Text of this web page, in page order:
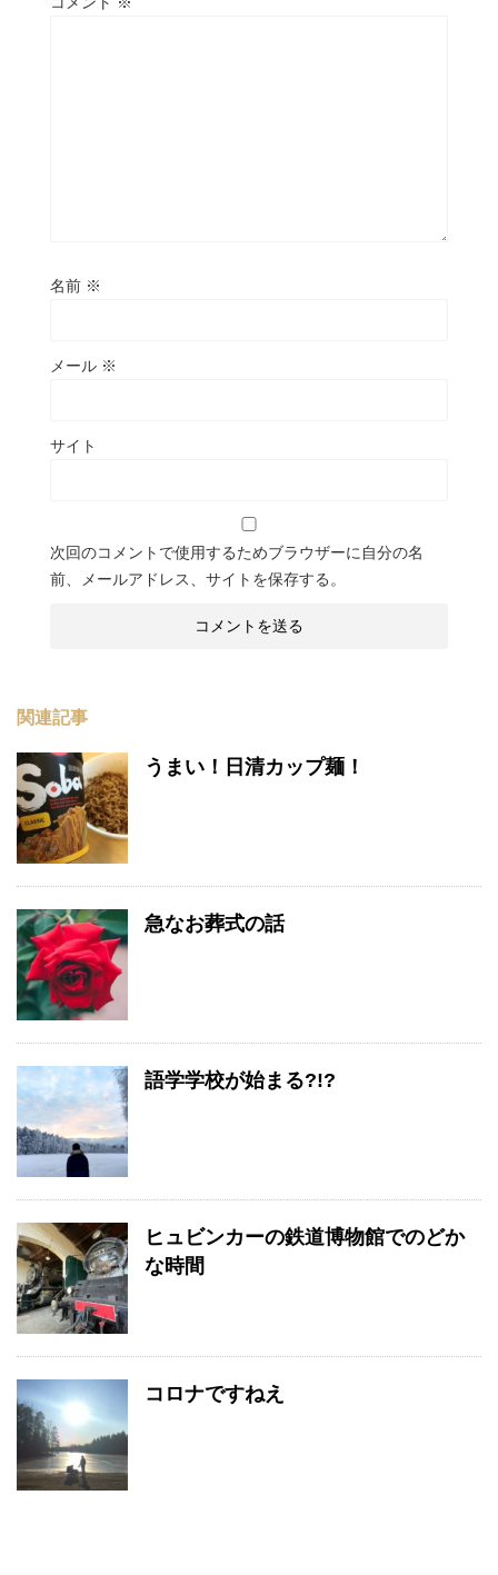
名前 ※
メール ※
サイト
次回のコメントで使用するためブラウザーに自分の名
前、メールアドレス、サイトを保存する。
関連記事
うまい！日清カップ麺！
急なお葬式の話
語学学校が始まる?!?
ヒュビンカーの鉄道博物館でのどか
な時間
コロナですねえ